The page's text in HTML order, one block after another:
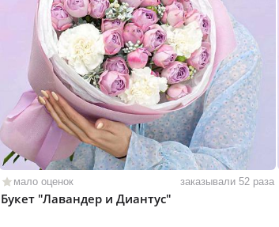
мало оценок заказывали 52 раза
Букет "Лавандер и Диантус"